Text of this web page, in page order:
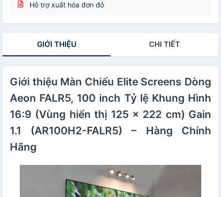
Hỗ trợ xuất hóa đơn đỏ
GIỚI THIỆU CHI TIẾT
Giới thiệu Màn Chiếu Elite Screens Dòng
Aeon FALR5, 100 inch Tỷ lệ Khung Hình
16:9 (Vùng hiển thị 125 x 222 cm) Gain
1.1 (AR100H2-FALR5) – Hàng Chính
Hãng